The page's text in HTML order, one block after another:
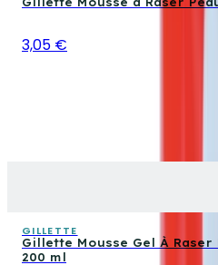
3,05 €
GILLETTE
Gillette Mousse Gel À Raser
200 ml